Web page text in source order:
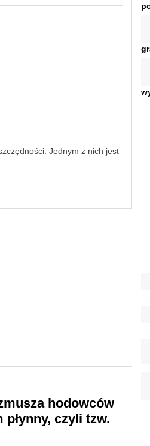
Jednym z nich jest
hodowców
czyli tzw.